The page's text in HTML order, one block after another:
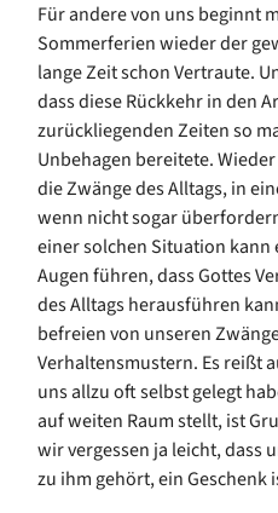
Für andere von uns beginnt
Sommerferien wieder der
lange Zeit schon Vertraute.
dass diese Rückkehr in den
zurückliegenden Zeiten so
Unbehagen bereitete.
die Zwänge des Alltags, in
wenn nicht sogar
einer solchen Situation kann
Augen führen, dass Gottes
des Alltags herausführen
befreien von unseren
Verhaltensmustern. Es reißt
uns allzu oft selbst gelegt
auf weiten Raum stellt, ist
wir vergessen ja leicht, dass
zu ihm gehört, ein Geschenk